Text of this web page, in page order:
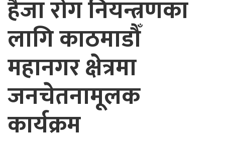
हैजा रोग नियन्त्रणका
लागि काठमाडौँ
महानगर क्षेत्रमा
जनचेतनामूलक
कार्यक्रम